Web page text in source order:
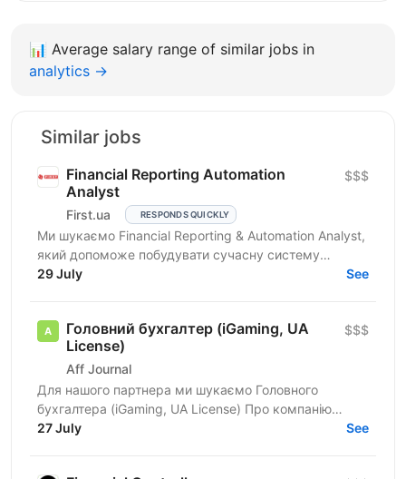
📊 Average salary range of similar jobs in
analytics →
Similar jobs
Financial Reporting Automation
Analyst
First.ua RESPONDS QUICKLY
$$$
Ми шукаємо Financial Reporting & Automation Analyst,
який допоможе побудувати сучасну систему
управлінської фінансової звітності, автоматизувати
29 July See
Головний бухгалтер (iGaming, UA
License)
Aff Journal
$$$
Для нашого партнера ми шукаємо Головного
бухгалтера (iGaming, UA License) Про компанію
BETVAM — новий український iGaming-проєкт, який
27 July See